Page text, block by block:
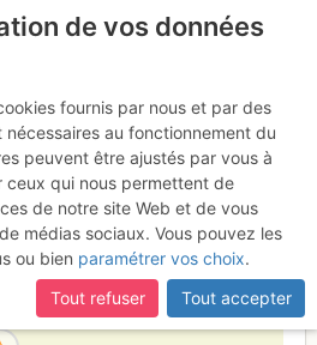
Le Minaret
Centrale
France Hérault
de vos données
fournis par nous et par des
au fonctionnement du
peuvent être ajustés par vous à
qui nous permettent de
de notre site Web et de vous
médias sociaux. Vous pouvez les
ou bien paramétrer vos choix.
Tout refuser
Tout accepter